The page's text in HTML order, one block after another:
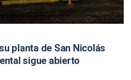
planta de San Nicolás
sigue abierto